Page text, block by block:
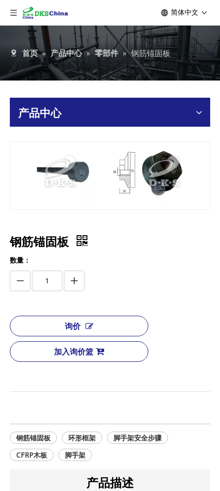
简体中文
首页 » 产品中心 » 零部件 » 钢筋锚固板
产品中心
钢筋锚固板
数量：
询价
加入询价篮
钢筋锚固板 环形框架
脚手架安全步骤
CFRP木板
脚手架
产品描述